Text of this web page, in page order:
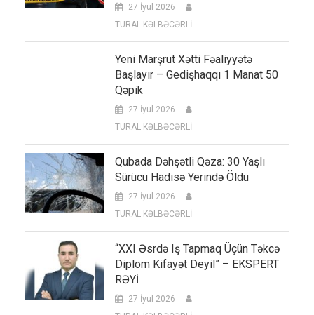
27 İyul 2026
TURAL KƏLBƏCƏRLİ
Yeni Marşrut Xətti Fəaliyyətə
Başlayır – Gedişhaqqı 1 Manat 50
Qəpik
27 İyul 2026
TURAL KƏLBƏCƏRLİ
Qubada Dəhşətli Qəza: 30 Yaşlı
Sürücü Hadisə Yerində Öldü
27 İyul 2026
TURAL KƏLBƏCƏRLİ
“XXI Əsrdə Iş Tapmaq Üçün Təkcə
Diplom Kifayət Deyil” – EKSPERT
RƏYİ
27 İyul 2026